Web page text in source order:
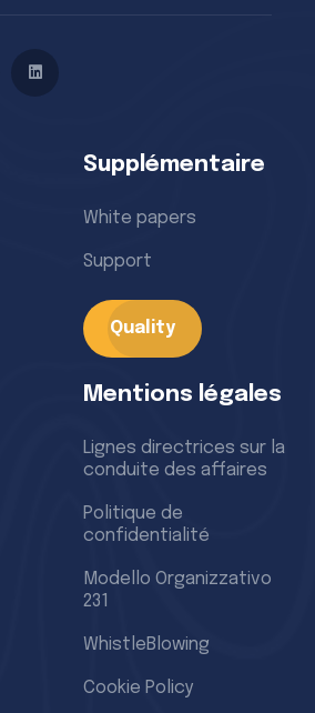
Supplémentaire
White papers
Support
Quality
Mentions légales
Lignes directrices sur la
conduite des affaires
Politique de
confidentialité
Modello Organizzativo
231
WhistleBlowing
Cookie Policy